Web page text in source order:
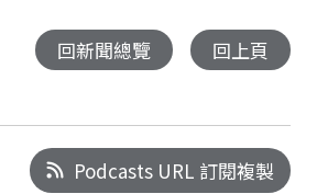
回新聞總覽 回上頁
Podcasts URL 訂閱複製